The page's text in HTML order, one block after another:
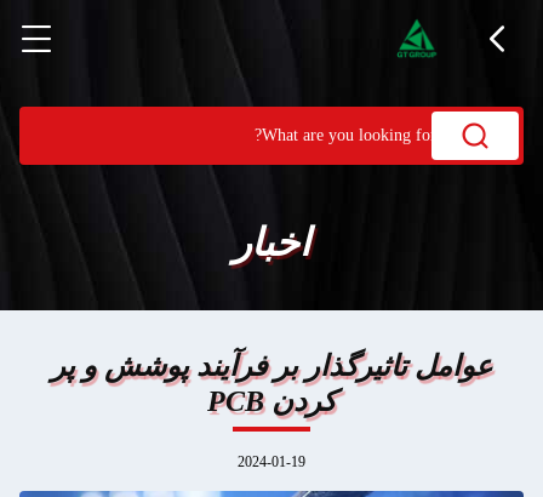
اخبار
عوامل تاثیرگذار بر فرآیند پوشش و پر
کردن PCB
2024-01-19